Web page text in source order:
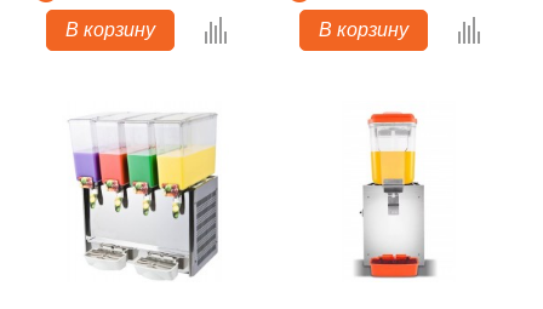
В корзину
В корзину